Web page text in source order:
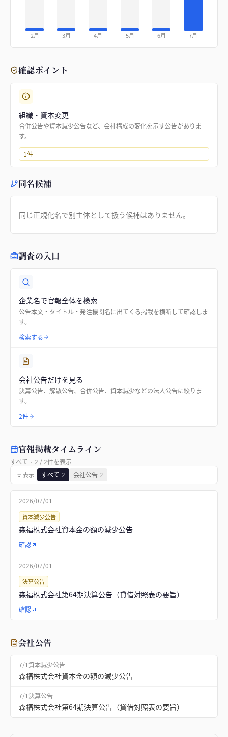
2月 3月 4月 5月 6月 7月
確認ポイント
組織・資本変更
合併公告や資本減少公告など、会社構成の変化を示す公告がありま
す。
1件
同名候補
同じ正規化名で別主体として扱う候補はありません。
調査の入口
企業名で官報全体を検索
公告本文・タイトル・発注機関名に出てくる掲載を横断して確認しま
す。
検索する
会社公告だけを見る
決算公告、解散公告、合併公告、資本減少などの法人公告に絞りま
す。
2件
官報掲載タイムライン
すべて · 2 /2件を表示
表示 すべて 2 会社公告 2
2026/07/01
資本減少公告
森福株式会社資本金の額の減少公告
確認
2026/07/01
決算公告
森福株式会社第64期決算公告（貸借対照表の要旨）
確認
会社公告
7/1 資本減少公告
森福株式会社資本金の額の減少公告
7/1決算公告
森福株式会社第64期決算公告（貸借対照表の要旨）